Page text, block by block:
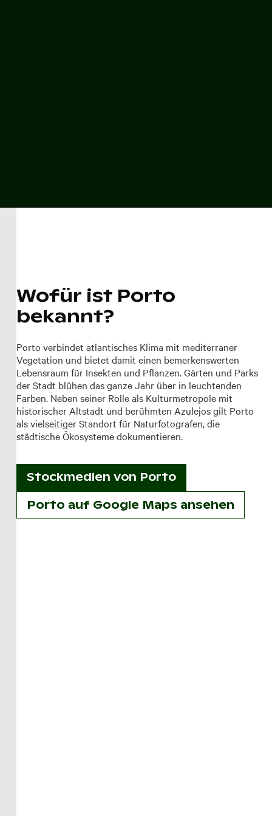
Wofür ist Porto
bekannt?
Porto verbindet atlantisches Klima mit mediterraner
Vegetation und bietet damit einen bemerkenswerten
Lebensraum für Insekten und Pflanzen. Gärten und Parks
der Stadt blühen das ganze Jahr über in leuchtenden
Farben. Neben seiner Rolle als Kulturmetropole mit
historischer Altstadt und berühmten Azulejos gilt Porto
als vielseitiger Standort für Naturfotografen, die
städtische Ökosysteme dokumentieren.
Stockmedien von Porto
Porto auf Google Maps ansehen